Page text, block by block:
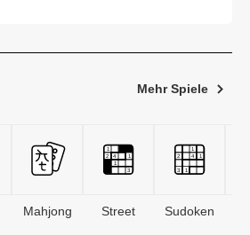
Mehr Spiele
Mahjong Street Sudoken